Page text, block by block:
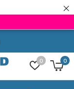
×
0 0